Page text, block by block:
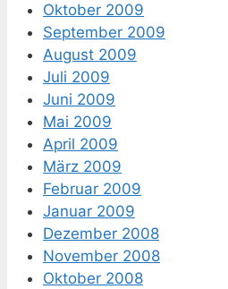
Oktober 2009
September 2009
August 2009
Juli 2009
Juni 2009
Mai 2009
April 2009
März 2009
Februar 2009
Januar 2009
Dezember 2008
November 2008
Oktober 2008